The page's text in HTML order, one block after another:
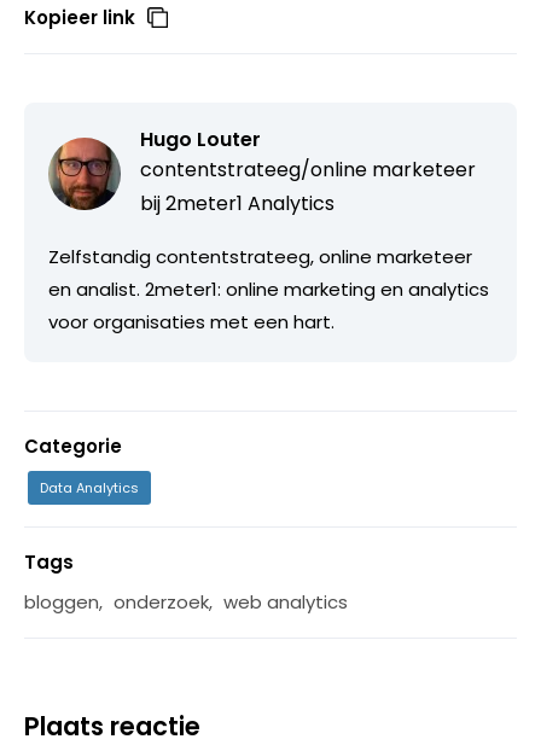
Kopieer link
Hugo Louter
contentstrateeg/online marketeer
bij2meter1 Analytics
Zelfstandig contentstrateeg, online marketeer
en analist. 2meter1: online marketing en analytics
voor organisaties met een hart.
Categorie
Data Analytics
Tags
bloggen, onderzoek, web analytics
Plaats reactie